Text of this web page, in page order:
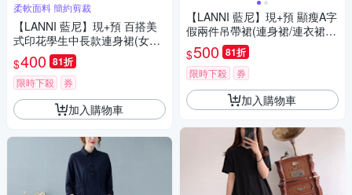
柔軟面料 簡約剪裁
【LANNI 藍尼】現+預 百搭美
式印花學生中長款連身裙(女上
衣/短袖/連衣裙)
$400 81折
限時下殺 券
加入購物車
【LANNI 藍尼】現+預 顯瘦A字
假兩件吊帶裙(連身裙/連衣裙/
氣質)
$500 81折
限時下殺 券
加入購物車